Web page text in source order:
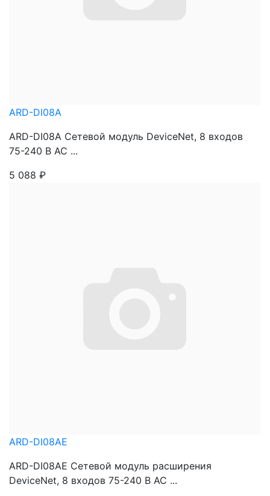
ARD-DI08A
ARD-DI08A Сетевой модуль DeviceNet, 8 входов
75-240 В АС ...
5 088 ₽
ARD-DI08AE
ARD-DI08AE Сетевой модуль расширения
DeviceNet, 8 входов 75-240 В АС ...